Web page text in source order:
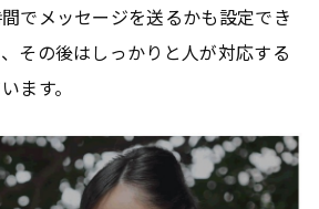
でメッセージを送るかも設定でき
その後はしっかりと人が対応する
ます。